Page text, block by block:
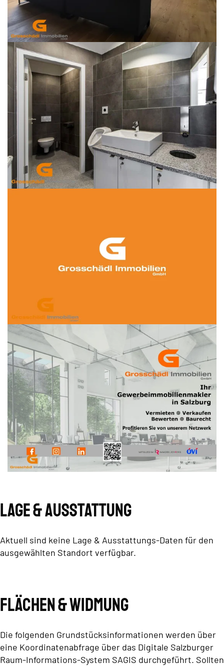
Lage & Ausstattung
Aktuell sind keine Lage & Ausstattungs-Daten für den
ausgewählten Standort verfügbar.
Flächen & Widmung
Die folgenden Grundstücksinformationen werden über
eine Koordinatenabfrage über das Digitale Salzburger
Raum-Informations-System SAGIS durchgeführt. Sollten